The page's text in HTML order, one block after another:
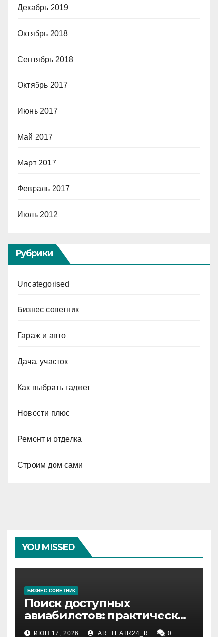
Декабрь 2019
Октябрь 2018
Сентябрь 2018
Октябрь 2017
Июнь 2017
Май 2017
Март 2017
Февраль 2017
Июль 2012
Рубрики
Uncategorised
Бизнес советник
Гараж и авто
Дача, участок
Как выбрать гаджет
Новости плюс
Ремонт и отделка
Строим дом сами
YOU MISSED
БИЗНЕС СОВЕТНИК
Поиск доступных
авиабилетов: практические
рекомендации
ИЮН 17, 2026 ARTTEATR24_R 0